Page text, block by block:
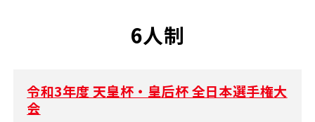
6人制
令和3年度 天皇杯・皇后杯 全日本選手権大
会